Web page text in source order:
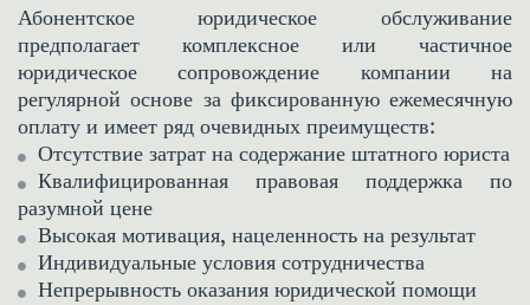
Абонентское юридическое обслуживание
предполагает комплексное или частичное
юридическое сопровождение компании на
регулярной основе за фиксированную ежемесячную
оплату и имеет ряд очевидных преимуществ:
Отсутствие затрат на содержание штатного юриста
Квалифицированная правовая поддержка по
разумной цене
Высокая мотивация, нацеленность на результат
Индивидуальные условия сотрудничества
Непрерывность оказания юридической помощи